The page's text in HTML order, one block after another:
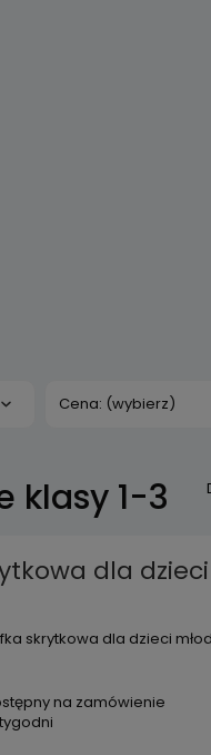
Cena: (wybierz)
klasy 1-3
dla
skrytkowa dla dzieci
na zamówienie